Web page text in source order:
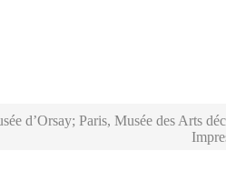
d’Orsay; Paris, Musée des Arts